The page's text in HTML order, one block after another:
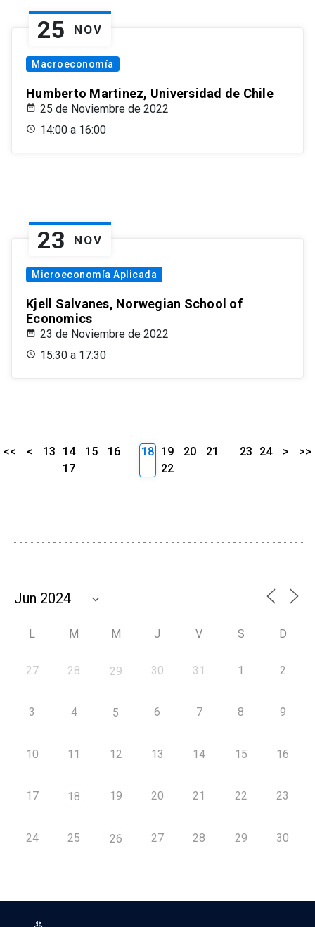
25 NOV
Macroeconomía
Humberto Martinez, Universidad de Chile
25 de Noviembre de 2022
14:00 a 16:00
23 NOV
Microeconomía Aplicada
Kjell Salvanes, Norwegian School of
Economics
23 de Noviembre de 2022
15:30 a 17:30
<< < 13 14 15
16
17
18 19 20
21
22
23 24 > >>
L M M J V S D
27 28 29 30 31 1 2
3 4 5 6 7 8 9
10 11 12 13 14 15 16
17 18 19 20 21 22 23
24 25 26 27 28 29 30